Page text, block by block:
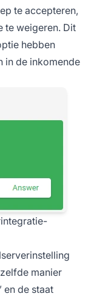
te accepteren,
te weigeren. Dit
hebben
in de inkomende
manier
en de staat